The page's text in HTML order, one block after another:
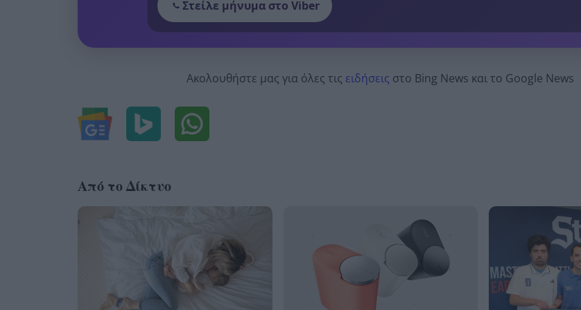
Στείλε μήνυμα στο Viber
Ακολουθήστε μας για όλες τις ειδήσεις στο Bing News και το Google News
Από το Δίκτυο